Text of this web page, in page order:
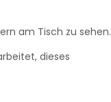
am Tisch zu sehen.
dieses